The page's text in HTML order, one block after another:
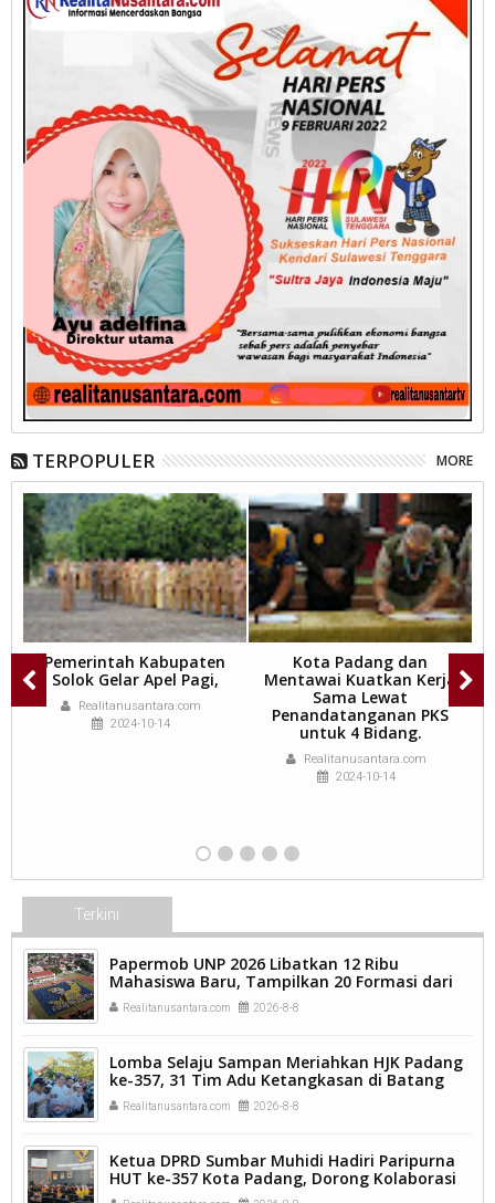
TERPOPULER MORE
Pemerintah Kabupaten
Solok Gelar Apel Pagi,
Realitanusantara.com
2024-10-14
Kota Padang dan
Mentawai Kuatkan Kerja
Sama Lewat
Penandatanganan PKS
untuk 4 Bidang.
Realitanusantara.com
2024-10-14
Terkini
Papermob UNP 2026 Libatkan 12 Ribu
Mahasiswa Baru, Tampilkan 20 Formasi dari
9.250 Kavling.
Realitanusantara.com 2026-8-8
Lomba Selaju Sampan Meriahkan HJK Padang
ke-357, 31 Tim Adu Ketangkasan di Batang
Arau.
Realitanusantara.com 2026-8-8
Ketua DPRD Sumbar Muhidi Hadiri Paripurna
HUT ke-357 Kota Padang, Dorong Kolaborasi
dan Inovasi Berkelanjutan.